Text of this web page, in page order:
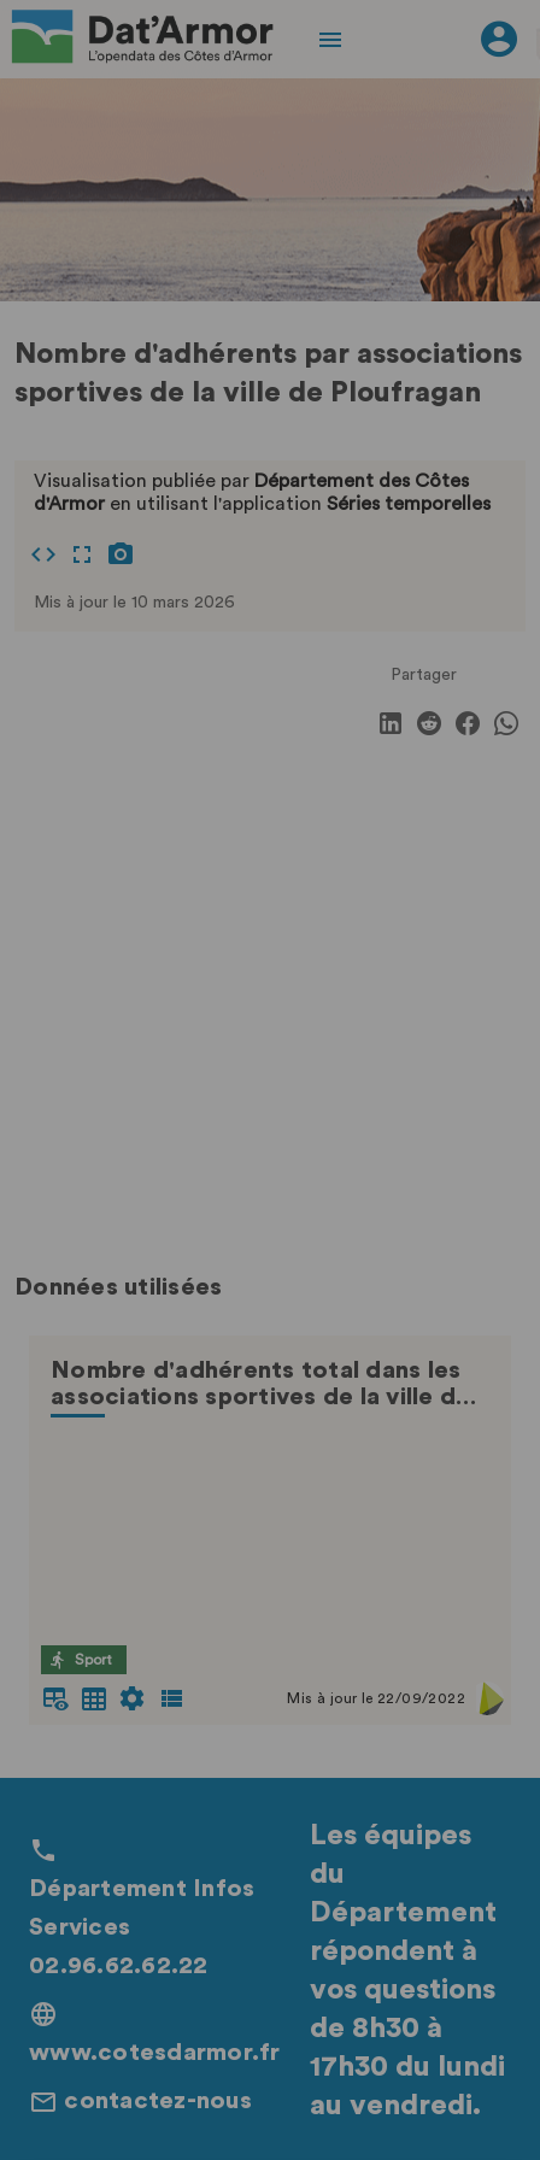
Nombre d'adhérents par associations
sportives de la ville de Ploufragan
Visualisation publiée par Département des Côtes
d'Armor en utilisant l'application Séries temporelles
Mis à jour le 10 mars 2026
Partager
Données utilisées
Nombre d'adhérents total dans les
associations sportives de la ville d…
Sport
Mis à jour le 22/09/2022
Département Infos
Services
02.96.62.62.22
www.cotesdarmor.fr
contactez-nous
Les équipes
du
Département
répondent à
vos questions
de 8h30 à
17h30 du lundi
au vendredi.